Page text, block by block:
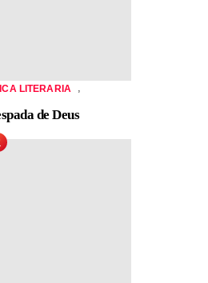
LITERARIA ,
de Deus